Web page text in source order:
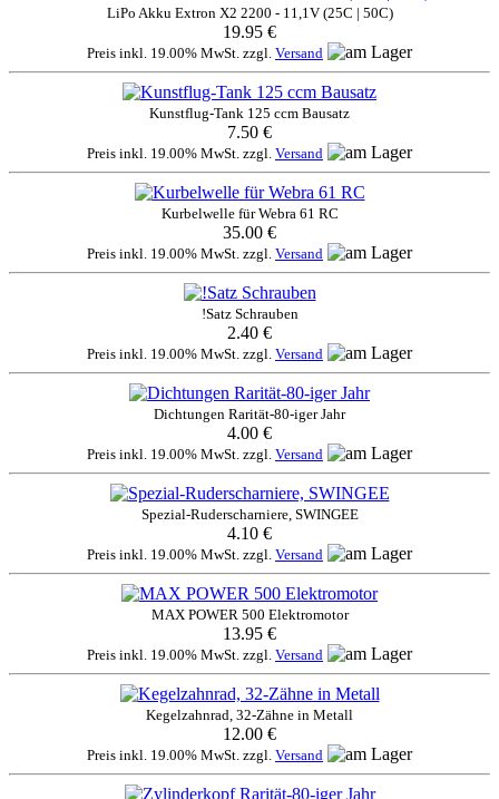
LiPo Akku Extron X2 2200 - 11,1V (25C | 50C)
19.95 €
Preis inkl. 19.00% MwSt. zzgl. Versand
Kunstflug-Tank 125 ccm Bausatz
7.50 €
Preis inkl. 19.00% MwSt. zzgl. Versand
Kurbelwelle für Webra 61 RC
35.00 €
Preis inkl. 19.00% MwSt. zzgl. Versand
!Satz Schrauben
2.40 €
Preis inkl. 19.00% MwSt. zzgl. Versand
Dichtungen Rarität-80-iger Jahr
4.00 €
Preis inkl. 19.00% MwSt. zzgl. Versand
Spezial-Ruderscharniere, SWINGEE
4.10 €
Preis inkl. 19.00% MwSt. zzgl. Versand
MAX POWER 500 Elektromotor
13.95 €
Preis inkl. 19.00% MwSt. zzgl. Versand
Kegelzahnrad, 32-Zähne in Metall
12.00 €
Preis inkl. 19.00% MwSt. zzgl. Versand